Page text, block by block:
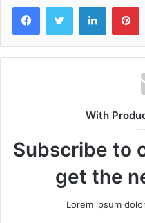
FacebookTwitter LinkedIn
With
Subscribe to
get the
Lorem ipsum